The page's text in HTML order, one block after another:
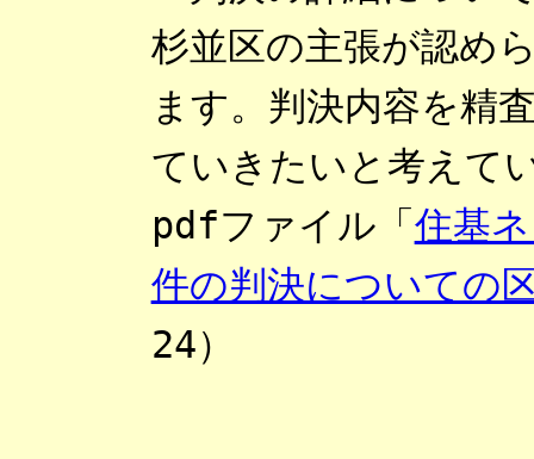
杉並区の主張が認め
ます。判決内容を精
ていきたいと考えて
pdfファイル「住基
件の判決についての
24）